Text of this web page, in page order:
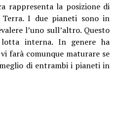
rappresenta la posizione di
I due pianeti sono in
l’uno sull’altro. Questo
interna. In genere ha
farà comunque maturare se
di entrambi i pianeti in